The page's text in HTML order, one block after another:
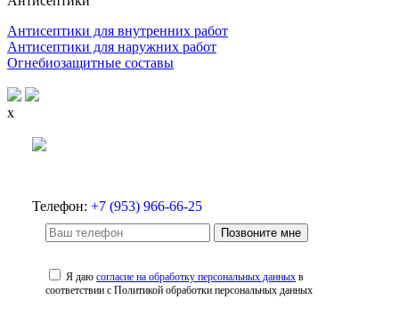
Антисептики для внутренних работ
Антисептики для наружних работ
Огнебиозащитные составы
x
Телефон: +7 (953) 966-66-25
Позвоните мне
Я даюсогласие на обработку персональных данных в
соответствии с Политикой обработки персональных данных